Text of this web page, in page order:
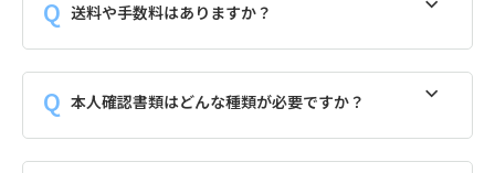
送料や手数料はありますか？
本人確認書類はどんな種類が必要ですか？